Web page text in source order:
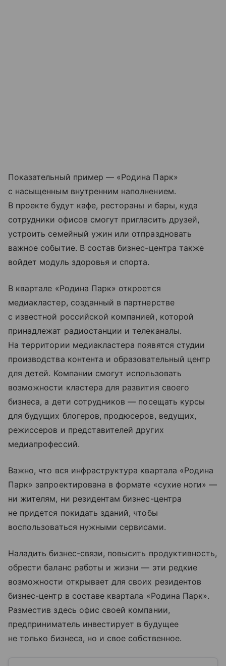
Показательный пример — «Родина Парк»
с насыщенным внутренним наполнением.
В проекте будут кафе, рестораны и бары, куда
сотрудники офисов смогут пригласить друзей,
устроить семейный ужин или отпраздновать
важное событие. В состав бизнес-центра также
войдет модуль здоровья и спорта.
В квартале «Родина Парк» откроется
медиакластер, созданный в партнерстве
с известной российской компанией, которой
принадлежат радиостанции и телеканалы.
На территории медиакластера появятся студии
производства контента и образовательный центр
для детей. Компании смогут использовать
возможности кластера для развития своего
бизнеса, а дети сотрудников — посещать курсы
для будущих блогеров, продюсеров, ведущих,
режиссеров и представителей других
медиапрофессий.
Важно, что вся инфраструктура квартала «Родина
Парк» запроектирована в формате «сухие ноги» —
ни жителям, ни резидентам бизнес-центра
не придется покидать зданий, чтобы
воспользоваться нужными сервисами.
Наладить бизнес-связи, повысить продуктивность,
обрести баланс работы и жизни — эти редкие
возможности открывает для своих резидентов
бизнес-центр в составе квартала «Родина Парк».
Разместив здесь офис своей компании,
предприниматель инвестирует в будущее
не только бизнеса, но и свое собственное.